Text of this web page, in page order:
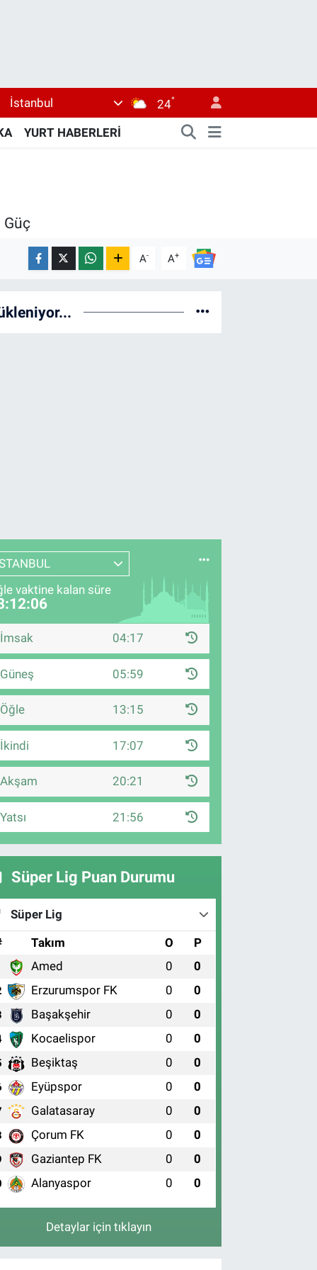
İstanbul 24°
YURT HABERLERİ
Güç
A- A+
vaktine kalan süre
İmsak 04:17
Güneş 05:59
Öğle 13:15
İkindi 17:07
Akşam 20:21
Yatsı 21:56
Süper Lig Puan Durumu
Süper Lig
Takım O P
Amed 0 0
Erzurumspor FK 0 0
Başakşehir 0 0
Kocaelispor 0 0
Beşiktaş 0 0
Eyüpspor 0 0
Galatasaray 0 0
Çorum FK 0 0
Gaziantep FK 0 0
Alanyaspor 0 0
Detaylar için tıklayın